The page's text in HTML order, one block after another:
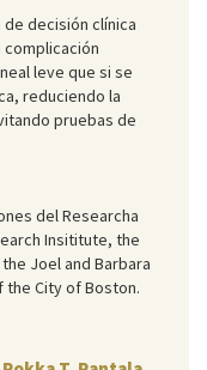
decisión clínica
complicación
leve que si se
reduciendo la
pruebas de
del Researcha
Insititute, the
Joel and Barbara
the City of Boston.